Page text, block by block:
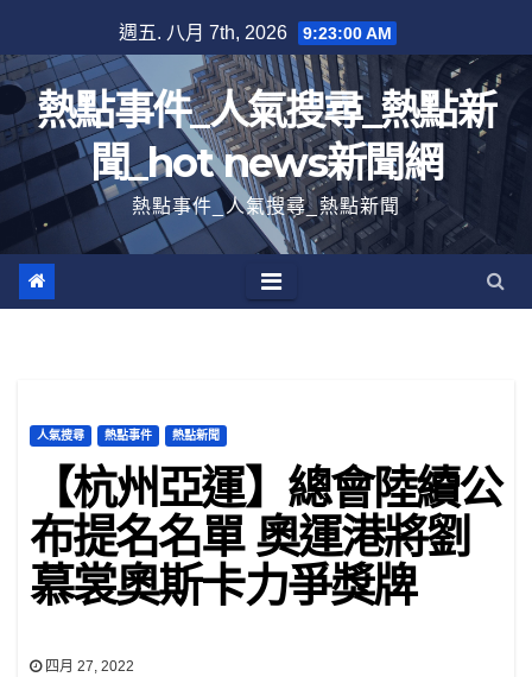
至
內
容
週五. 八月 7th, 2026 9:23:01 AM
熱點事件_人氣搜尋_熱點新
聞_hot news新聞網
熱點事件_人氣搜尋_熱點新聞
人氣搜尋 熱點事件 熱點新聞
【杭州亞運】總會陸續公
布提名名單 奧運港將劉
慕裳奧斯卡力爭獎牌
四月 27, 2022